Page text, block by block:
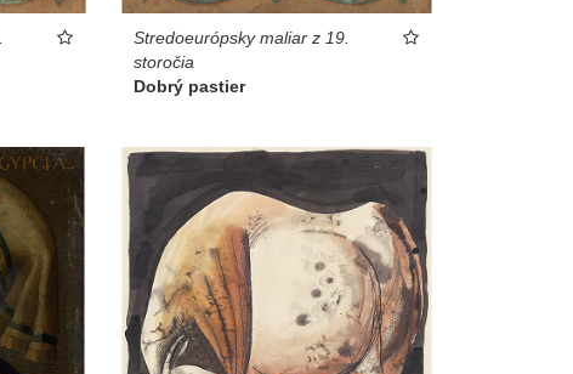
Stredoeurópsky maliar z 19.
storočia
Dobrý pastier